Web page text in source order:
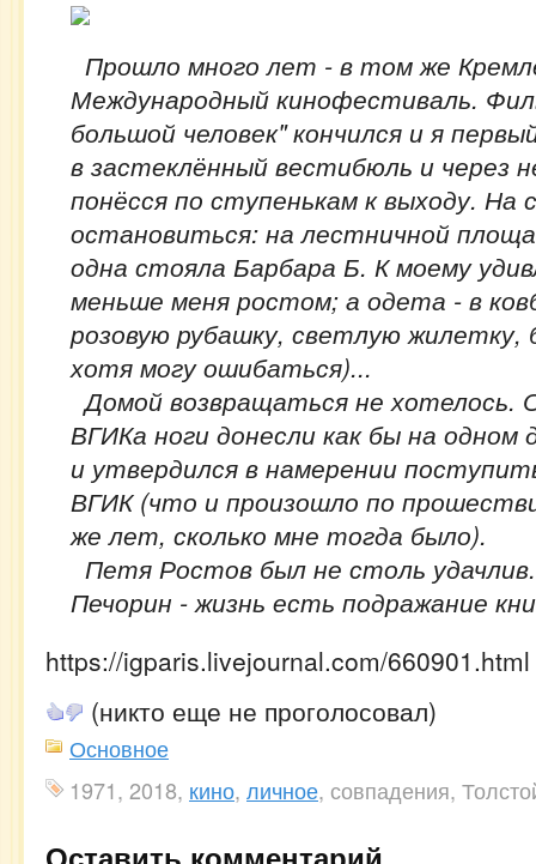
Прошло много лет - в том же
Международный кинофестиваль.
большой человек" кончился и я
в застеклённый вестибюль и через
понёсся по ступенькам к выходу. На
остановиться: на лестничной
одна стояла Барбара Б. К моему
меньше меня ростом; а одета - в
розовую рубашку, светлую жилетку,
хотя могу ошибаться)...
Домой возвращаться не хотелось.
ВГИКа ноги донесли как бы на
и утвердился в намерении
ВГИК (что и произошло по
же лет, сколько мне тогда было).
Петя Ростов был не столь
Печорин - жизнь есть подражание
https://igparis.livejournal.com/660901.html
(никто еще не проголосовал)
Основное
1971, 2018, кино, личное, совпадения,